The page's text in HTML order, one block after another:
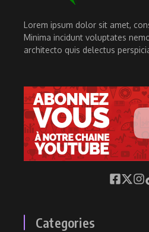
Lorem ipsum dolor sit amet,
Minima incidunt voluptates
architecto quis delectus
Categories